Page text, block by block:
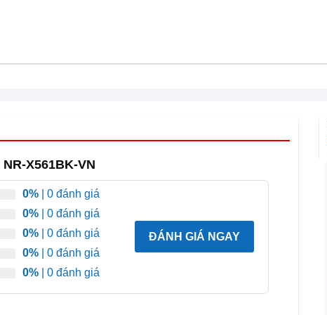
điện.
đồng đều
hệ thống Panorama Cooling.
luôn tươi ngon.
X561BK-VN
0%| 0 đánh giá
0%| 0 đánh giá
0%| 0 đánh giá
0%| 0 đánh giá
0%| 0 đánh giá
ĐÁNH GIÁ NGAY